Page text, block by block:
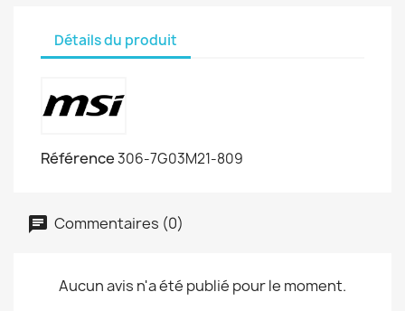
Détails du produit
Référence306-7G03M21-809
Commentaires (0)
Aucun avis n'a été publié pour le moment.